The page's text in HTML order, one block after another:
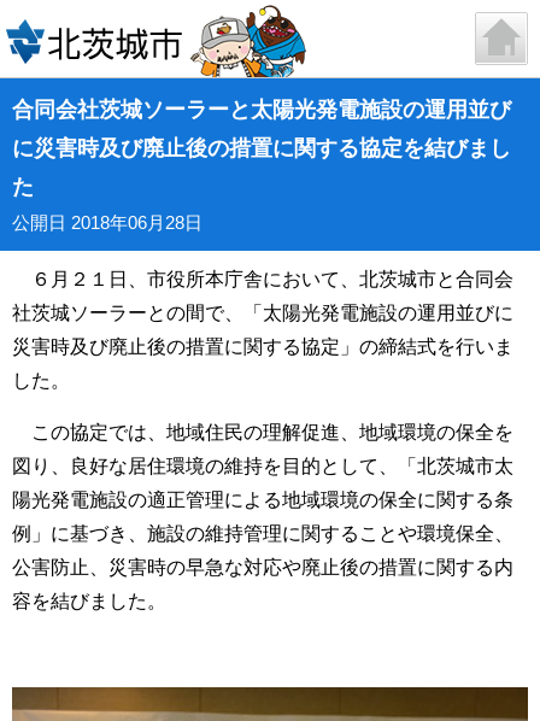
合同会社茨城ソーラーと太陽光発電施設の運用並び
に災害時及び廃止後の措置に関する協定を結びまし
た
公開日 2018年06月28日
６月２１日、市役所本庁舎において、北茨城市と合同会
社茨城ソーラーとの間で、「太陽光発電施設の運用並びに
災害時及び廃止後の措置に関する協定」の締結式を行いま
した。
この協定では、地域住民の理解促進、地域環境の保全を
図り、良好な居住環境の維持を目的として、「北茨城市太
陽光発電施設の適正管理による地域環境の保全に関する条
例」に基づき、施設の維持管理に関することや環境保全、
公害防止、災害時の早急な対応や廃止後の措置に関する内
容を結びました。